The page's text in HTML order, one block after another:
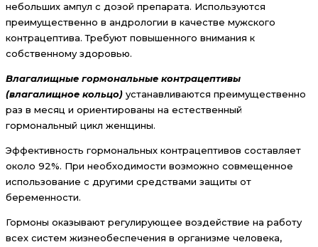
небольших ампул с дозой препарата. Используются
преимущественно в андрологии в качестве мужского
контрацептива. Требуют повышенного внимания к
собственному здоровью.
Влагалищные гормональные контрацептивы
(влагалищное кольцо) устанавливаются преимущественно
раз в месяц и ориентированы на естественный
гормональный цикл женщины.
Эффективность гормональных контрацептивов составляет
около 92%. При необходимости возможно совмещенное
использование с другими средствами защиты от
беременности.
Гормоны оказывают регулирующее воздействие на работу
всех систем жизнеобеспечения в организме человека,